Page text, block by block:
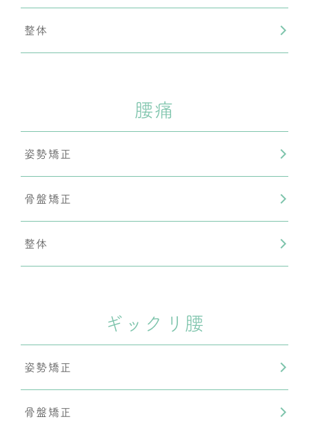
整体
腰痛
姿勢矯正
骨盤矯正
整体
ギックリ腰
姿勢矯正
骨盤矯正